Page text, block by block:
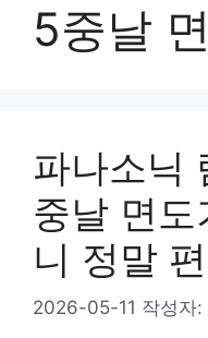
5중날
파나소닉
중날 면도
니 정말
2026-05-11 작성자: